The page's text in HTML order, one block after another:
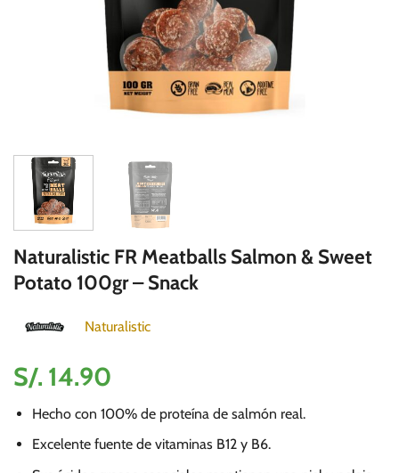
Naturalistic FR Meatballs Salmon & Sweet
Potato 100gr – Snack
Naturalistic
S/. 14.90
Hecho con 100% de proteína de salmón real.
Excelente fuente de vitaminas B12 y B6.